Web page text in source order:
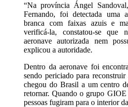
“Na província Ángel
Fernando, foi detectada uma
branca com faixas azuis e
verificá-la, constatou-se que
aeronave autorizada nem
explicou a autoridade.
Dentro da aeronave foi
sendo periciado para
chegou do Brasil a um centro
retornar. Quando o grupo
pessoas fugiram para o interior